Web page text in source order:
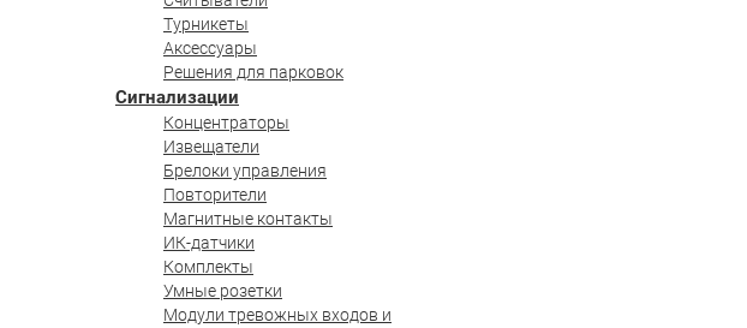
Турникеты
Аксессуары
Решения для парковок
Сигнализации
Концентраторы
Извещатели
Брелоки управления
Повторители
Магнитные контакты
ИК-датчики
Комплекты
Умные розетки
Модули тревожных входов и